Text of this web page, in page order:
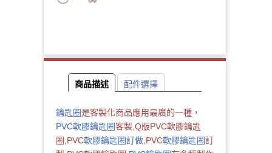
商品描述 配件選擇
鑰匙圈是客製化商品應用最廣的一種，
PVC軟膠鑰匙圈客製,Q版PVC軟膠鑰匙
圈,PVC軟膠鑰匙圈訂做,PVC軟膠鑰匙圈訂